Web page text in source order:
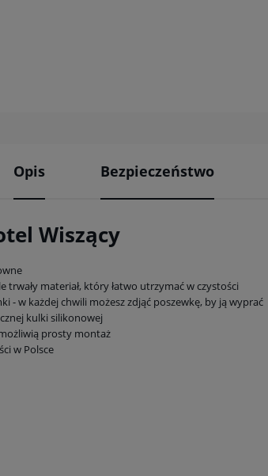
Opis Bezpieczeństwo
Wiszący
materiał, który łatwo utrzymać w czystości
- w każdej chwili możesz zdjąć poszewkę, by ją wyprać
kulki silikonowej
prosty montaż
w Polsce